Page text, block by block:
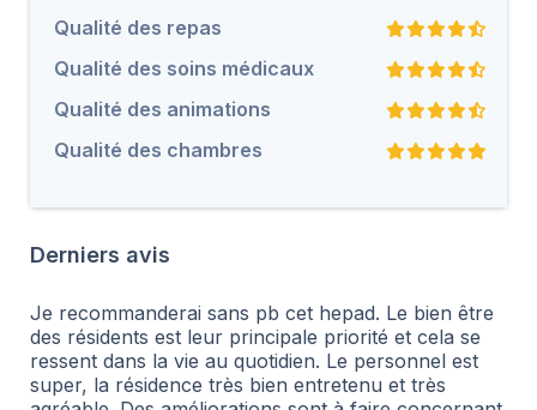
Qualité des repas
Qualité des soins médicaux
Qualité des animations
Qualité des chambres
Derniers avis
Je recommanderai sans pb cet hepad. Le bien être
des résidents est leur principale priorité et cela se
ressent dans la vie au quotidien. Le personnel est
super, la résidence très bien entretenu et très